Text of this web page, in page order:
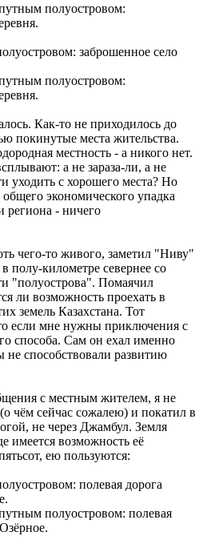
полуостровом:
полуостровом:
Как-то не приходилось до
покинутые места жительства.
местность - а никого нет.
а не зараза-ли, а не
уходить с хорошего места? Но
экономического упадка
региона - ничего
чего-то живого, заметил "Ниву"
километре севернее со
"полуострова". Помаячил
ли возможность проехать в
земель Казахстана. Тот
если мне нужны приключения с
способа. Сам он ехал именно
не способствовали развитию
с местным жителем, я не
чём сейчас сожалею) и покатил в
не через Джамбул. Земля
имеется возможность её
ею пользуются:
полуостровом: полевая